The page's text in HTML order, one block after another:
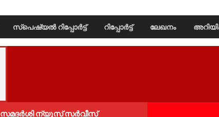
സ്പെഷ്യൽ റിപ്പോര്‍ട്ട് റിപ്പോര്‍ട്ട് ലേഖനം
സമദർശി ന്യൂസ് സർവീസ്